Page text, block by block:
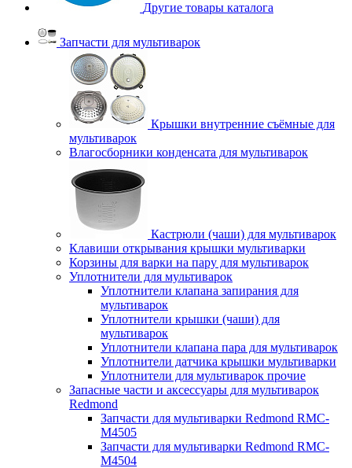
Другие товары каталога
Запчасти для мультиварок
Крышки внутренние съёмные для
мультиварок
Влагосборники конденсата для мультиварок
Кастрюли (чаши) для мультиварок
Клавиши открывания крышки мультиварки
Корзины для варки на пару для мультиварок
Уплотнители для мультиварок
Уплотнители клапана запирания для
мультиварок
Уплотнители крышки (чаши) для
мультиварок
Уплотнители клапана пара для мультиварок
Уплотнители датчика крышки мультиварки
Уплотнители для мультиварок прочие
Запасные части и аксессуары для мультиварок
Redmond
Запчасти для мультиварки Redmond RMC-
M4505
Запчасти для мультиварки Redmond RMC-
M4504